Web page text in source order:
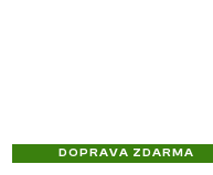
DOPRAVA ZDARMA